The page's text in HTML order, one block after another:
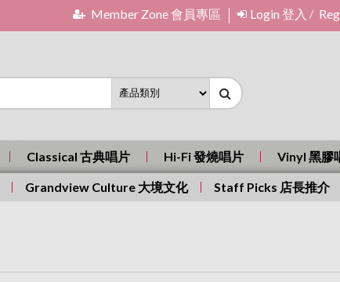
Member Zone 會員專區 Login 登入 /
Classical 古典唱片 Hi-Fi 發燒唱片 Vinyl 黑膠
Grandview Culture 大境文化 Staff Picks 店長推介